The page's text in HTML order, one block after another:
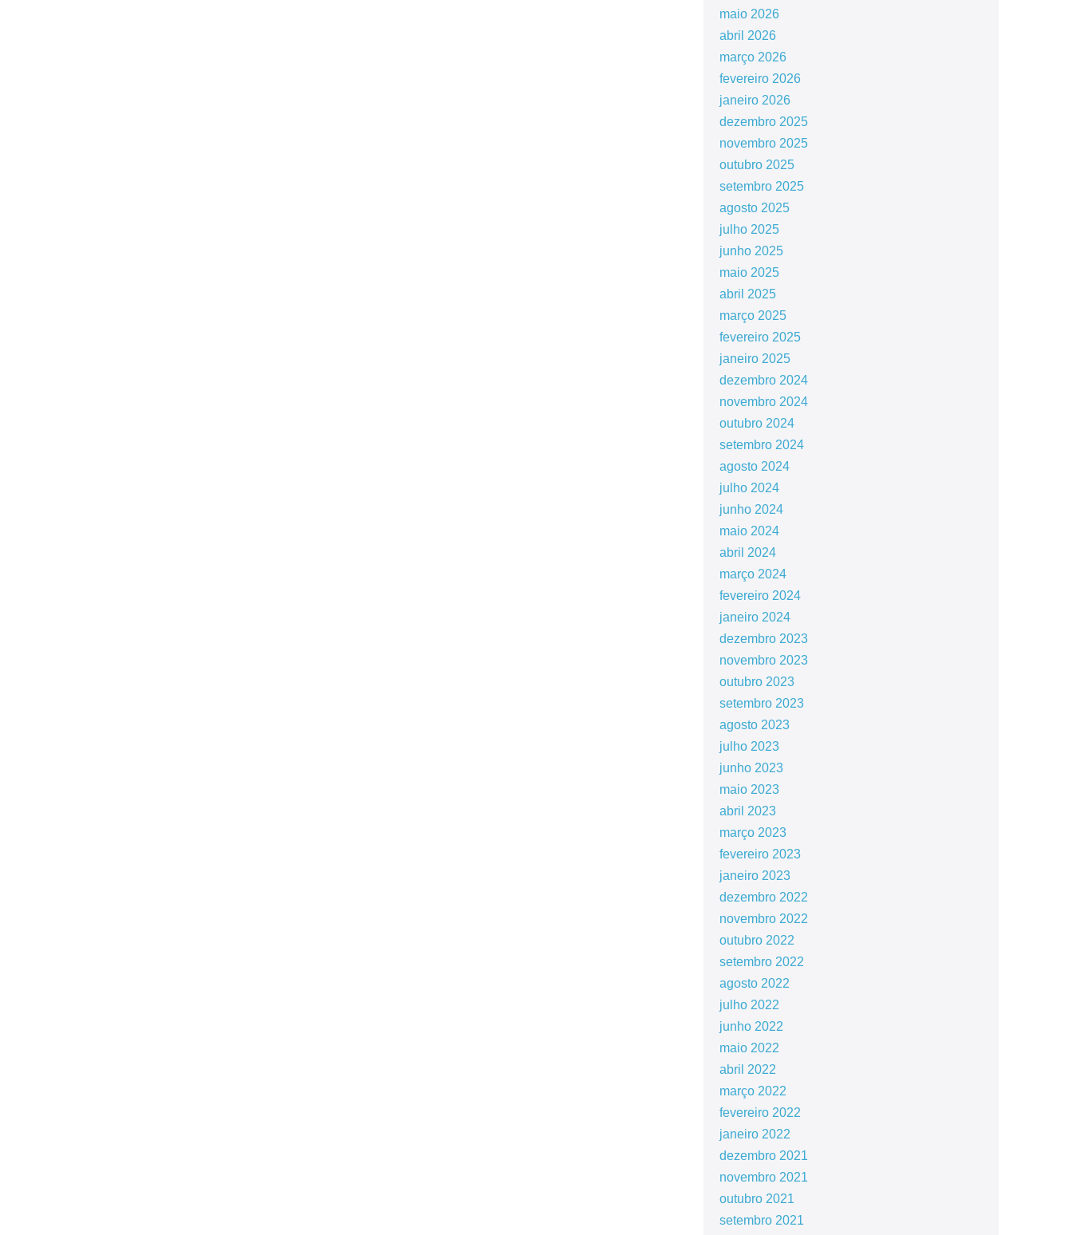
maio 2026
abril 2026
março 2026
fevereiro 2026
janeiro 2026
dezembro 2025
novembro 2025
outubro 2025
setembro 2025
agosto 2025
julho 2025
junho 2025
maio 2025
abril 2025
março 2025
fevereiro 2025
janeiro 2025
dezembro 2024
novembro 2024
outubro 2024
setembro 2024
agosto 2024
julho 2024
junho 2024
maio 2024
abril 2024
março 2024
fevereiro 2024
janeiro 2024
dezembro 2023
novembro 2023
outubro 2023
setembro 2023
agosto 2023
julho 2023
junho 2023
maio 2023
abril 2023
março 2023
fevereiro 2023
janeiro 2023
dezembro 2022
novembro 2022
outubro 2022
setembro 2022
agosto 2022
julho 2022
junho 2022
maio 2022
abril 2022
março 2022
fevereiro 2022
janeiro 2022
dezembro 2021
novembro 2021
outubro 2021
setembro 2021